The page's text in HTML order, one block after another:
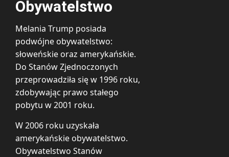
Obywatelstwo
Melania Trump posiada
podwójne obywatelstwo:
słoweńskie oraz amerykańskie.
Do Stanów Zjednoczonych
przeprowadziła się w 1996 roku,
zdobywając prawo stałego
pobytu w 2001 roku.
W 2006 roku uzyskała
amerykańskie obywatelstwo.
Obywatelstwo Stanów